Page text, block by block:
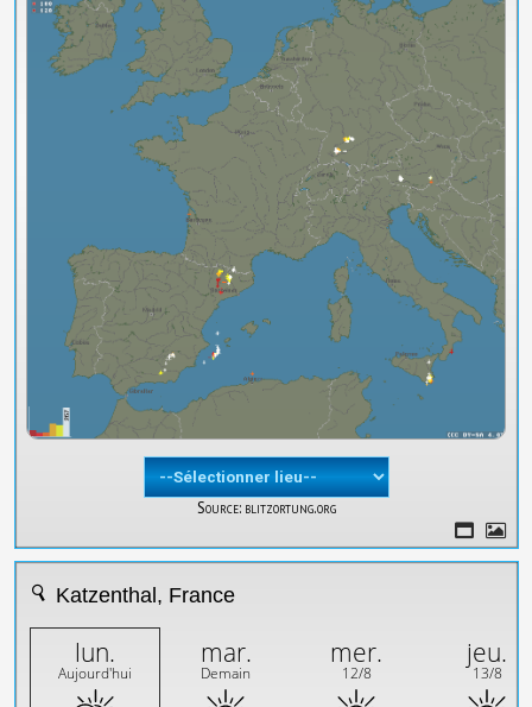
Source: blitzortung.org